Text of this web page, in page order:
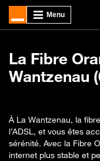
La Fibre
Wantzenau
À La Wantzenau, la
l’ADSL, et vous êtes
sérénité. Avec la Fibre
internet plus stable et